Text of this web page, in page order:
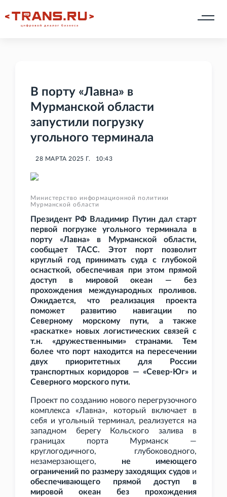
В порту «Лавна» в
Мурманской области
запустили погрузку
угольного терминала
28 МАРТА 2025 Г. 10:43
Министерство информационной политики
Мурманской области
Президент РФ Владимир Путин дал старт
первой погрузке угольного терминала в
порту «Лавна» в Мурманской области,
сообщает ТАСС. Этот порт позволит
круглый год принимать суда с глубокой
оснасткой, обеспечивая при этом прямой
доступ в мировой океан — без
прохождения международных проливов.
Ожидается, что реализация проекта
поможет развитию навигации по
Северному морскому пути, а также
«раскатке» новых логистических связей с
т.н. «дружественными» странами. Тем
более что порт находится на пересечении
двух приоритетных для России
транспортных коридоров — «Север-Юг» и
Северного морского пути.
Проект по созданию нового перегрузочного
комплекса «Лавна», который включает в
себя и угольный терминал, реализуется на
западном берегу Кольского залива в
границах порта Мурманск —
круглогодичного, глубоководного,
незамерзающего, не имеющего
ограничений по размеру заходящих судови
обеспечивающего прямой доступ в
мировой океан без прохождения